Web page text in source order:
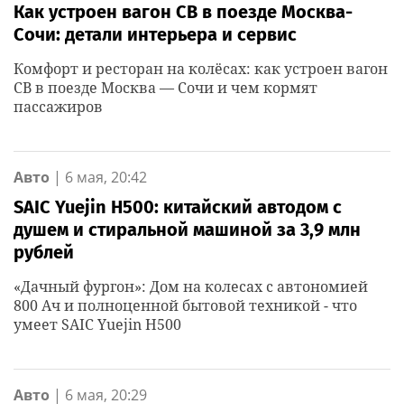
Как устроен вагон СВ в поезде Москва-
Сочи: детали интерьера и сервис
Комфорт и ресторан на колёсах: как устроен вагон
СВ в поезде Москва — Сочи и чем кормят
пассажиров
Авто | 6 мая, 20:42
SAIC Yuejin H500: китайский автодом с
душем и стиральной машиной за 3,9 млн
рублей
«Дачный фургон»: Дом на колесах с автономией
800 Ач и полноценной бытовой техникой - что
умеет SAIC Yuejin H500
Авто | 6 мая, 20:29